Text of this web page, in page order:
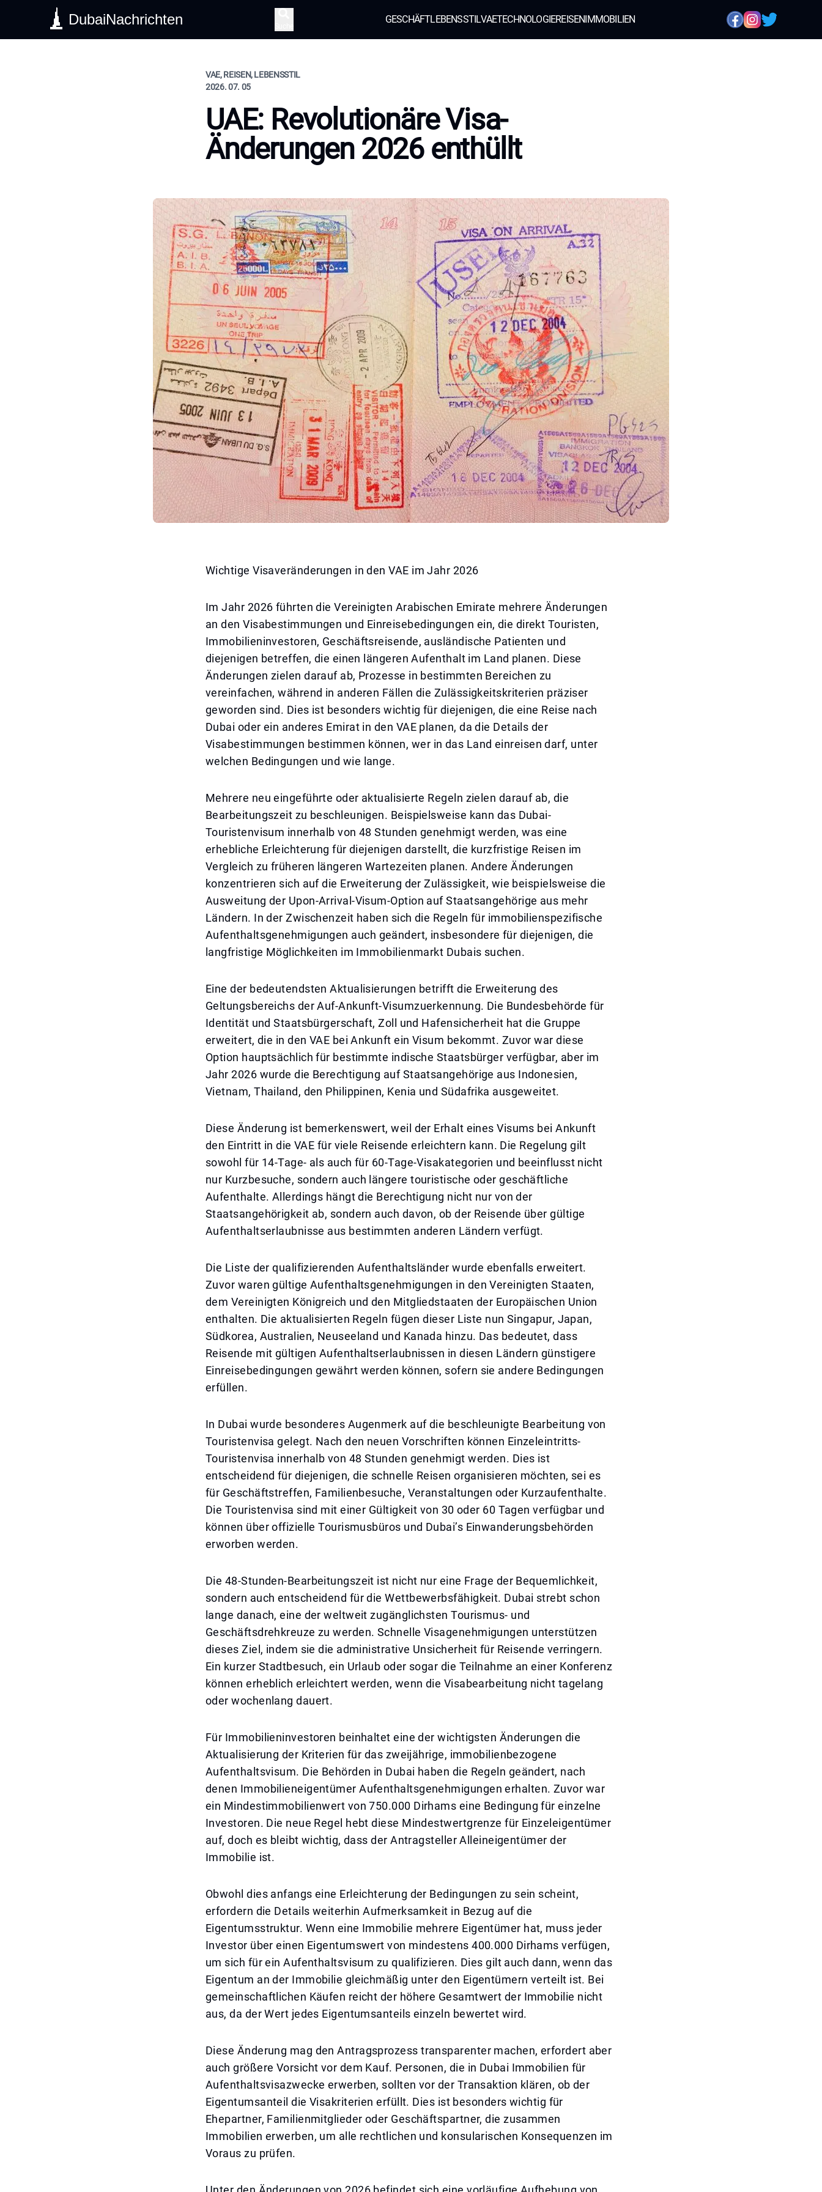
DubaiNachrichten GESCHÄFTLEBENSSTILVAETECHNOLOGIEREISENIMMOBILIEN
VAE, REISEN, LEBENSSTIL
2026. 07. 05
UAE: Revolutionäre Visa-
Änderungen 2026 enthüllt
Wichtige Visaveränderungen in den VAE im Jahr 2026
Im Jahr 2026 führten die Vereinigten Arabischen Emirate mehrere Änderungen
an den Visabestimmungen und Einreisebedingungen ein, die direkt Touristen,
Immobilieninvestoren, Geschäftsreisende, ausländische Patienten und
diejenigen betreffen, die einen längeren Aufenthalt im Land planen. Diese
Änderungen zielen darauf ab, Prozesse in bestimmten Bereichen zu
vereinfachen, während in anderen Fällen die Zulässigkeitskriterien präziser
geworden sind. Dies ist besonders wichtig für diejenigen, die eine Reise nach
Dubai oder ein anderes Emirat in den VAE planen, da die Details der
Visabestimmungen bestimmen können, wer in das Land einreisen darf, unter
welchen Bedingungen und wie lange.
Mehrere neu eingeführte oder aktualisierte Regeln zielen darauf ab, die
Bearbeitungszeit zu beschleunigen. Beispielsweise kann das Dubai-
Touristenvisum innerhalb von 48 Stunden genehmigt werden, was eine
erhebliche Erleichterung für diejenigen darstellt, die kurzfristige Reisen im
Vergleich zu früheren längeren Wartezeiten planen. Andere Änderungen
konzentrieren sich auf die Erweiterung der Zulässigkeit, wie beispielsweise die
Ausweitung der Upon-Arrival-Visum-Option auf Staatsangehörige aus mehr
Ländern. In der Zwischenzeit haben sich die Regeln für immobilienspezifische
Aufenthaltsgenehmigungen auch geändert, insbesondere für diejenigen, die
langfristige Möglichkeiten im Immobilienmarkt Dubais suchen.
Eine der bedeutendsten Aktualisierungen betrifft die Erweiterung des
Geltungsbereichs der Auf-Ankunft-Visumzuerkennung. Die Bundesbehörde für
Identität und Staatsbürgerschaft, Zoll und Hafensicherheit hat die Gruppe
erweitert, die in den VAE bei Ankunft ein Visum bekommt. Zuvor war diese
Option hauptsächlich für bestimmte indische Staatsbürger verfügbar, aber im
Jahr 2026 wurde die Berechtigung auf Staatsangehörige aus Indonesien,
Vietnam, Thailand, den Philippinen, Kenia und Südafrika ausgeweitet.
Diese Änderung ist bemerkenswert, weil der Erhalt eines Visums bei Ankunft
den Eintritt in die VAE für viele Reisende erleichtern kann. Die Regelung gilt
sowohl für 14-Tage- als auch für 60-Tage-Visakategorien und beeinflusst nicht
nur Kurzbesuche, sondern auch längere touristische oder geschäftliche
Aufenthalte. Allerdings hängt die Berechtigung nicht nur von der
Staatsangehörigkeit ab, sondern auch davon, ob der Reisende über gültige
Aufenthaltserlaubnisse aus bestimmten anderen Ländern verfügt.
Die Liste der qualifizierenden Aufenthaltsländer wurde ebenfalls erweitert.
Zuvor waren gültige Aufenthaltsgenehmigungen in den Vereinigten Staaten,
dem Vereinigten Königreich und den Mitgliedstaaten der Europäischen Union
enthalten. Die aktualisierten Regeln fügen dieser Liste nun Singapur, Japan,
Südkorea, Australien, Neuseeland und Kanada hinzu. Das bedeutet, dass
Reisende mit gültigen Aufenthaltserlaubnissen in diesen Ländern günstigere
Einreisebedingungen gewährt werden können, sofern sie andere Bedingungen
erfüllen.
In Dubai wurde besonderes Augenmerk auf die beschleunigte Bearbeitung von
Touristenvisa gelegt. Nach den neuen Vorschriften können Einzeleintritts-
Touristenvisa innerhalb von 48 Stunden genehmigt werden. Dies ist
entscheidend für diejenigen, die schnelle Reisen organisieren möchten, sei es
für Geschäftstreffen, Familienbesuche, Veranstaltungen oder Kurzaufenthalte.
Die Touristenvisa sind mit einer Gültigkeit von 30 oder 60 Tagen verfügbar und
können über offizielle Tourismusbüros und Dubai’s Einwanderungsbehörden
erworben werden.
Die 48-Stunden-Bearbeitungszeit ist nicht nur eine Frage der Bequemlichkeit,
sondern auch entscheidend für die Wettbewerbsfähigkeit. Dubai strebt schon
lange danach, eine der weltweit zugänglichsten Tourismus- und
Geschäftsdrehkreuze zu werden. Schnelle Visagenehmigungen unterstützen
dieses Ziel, indem sie die administrative Unsicherheit für Reisende verringern.
Ein kurzer Stadtbesuch, ein Urlaub oder sogar die Teilnahme an einer Konferenz
können erheblich erleichtert werden, wenn die Visabearbeitung nicht tagelang
oder wochenlang dauert.
Für Immobilieninvestoren beinhaltet eine der wichtigsten Änderungen die
Aktualisierung der Kriterien für das zweijährige, immobilienbezogene
Aufenthaltsvisum. Die Behörden in Dubai haben die Regeln geändert, nach
denen Immobilieneigentümer Aufenthaltsgenehmigungen erhalten. Zuvor war
ein Mindestimmobilienwert von 750.000 Dirhams eine Bedingung für einzelne
Investoren. Die neue Regel hebt diese Mindestwertgrenze für Einzeleigentümer
auf, doch es bleibt wichtig, dass der Antragsteller Alleineigentümer der
Immobilie ist.
Obwohl dies anfangs eine Erleichterung der Bedingungen zu sein scheint,
erfordern die Details weiterhin Aufmerksamkeit in Bezug auf die
Eigentumsstruktur. Wenn eine Immobilie mehrere Eigentümer hat, muss jeder
Investor über einen Eigentumswert von mindestens 400.000 Dirhams verfügen,
um sich für ein Aufenthaltsvisum zu qualifizieren. Dies gilt auch dann, wenn das
Eigentum an der Immobilie gleichmäßig unter den Eigentümern verteilt ist. Bei
gemeinschaftlichen Käufen reicht der höhere Gesamtwert der Immobilie nicht
aus, da der Wert jedes Eigentumsanteils einzeln bewertet wird.
Diese Änderung mag den Antragsprozess transparenter machen, erfordert aber
auch größere Vorsicht vor dem Kauf. Personen, die in Dubai Immobilien für
Aufenthaltsvisazwecke erwerben, sollten vor der Transaktion klären, ob der
Eigentumsanteil die Visakriterien erfüllt. Dies ist besonders wichtig für
Ehepartner, Familienmitglieder oder Geschäftspartner, die zusammen
Immobilien erwerben, um alle rechtlichen und konsularischen Konsequenzen im
Voraus zu prüfen.